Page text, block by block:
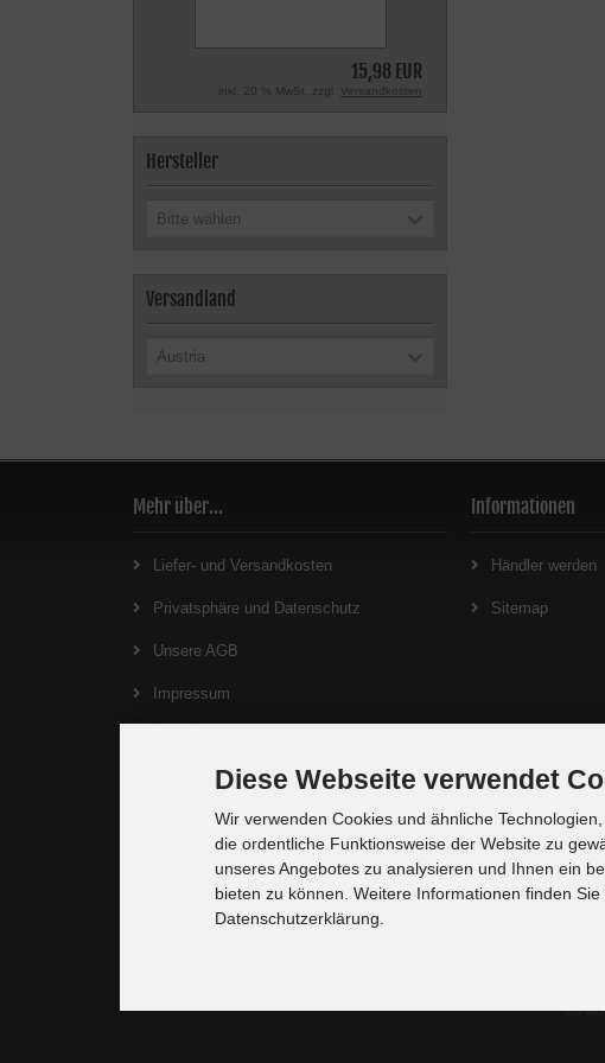
15,98 EUR
inkl. 20 % MwSt. zzgl. Versandkosten
Hersteller
Bitte wählen
Versandland
Austria
Mehr über...
Liefer- und Versandkosten
Privatsphäre und Datenschutz
Unsere AGB
Impressum
Widerrufsrecht
Lieferzeit
Vertrag widerrufen
Informationen
Händler werden
Sitemap
DS
Diese Webseite verwendet
Wir verwenden Cookies und ähnliche
die ordentliche Funktionsweise der Website zu
unseres Angebotes zu analysieren und Ihnen ein
bieten zu können. Weitere Informationen finden
Datenschutzerklärung.